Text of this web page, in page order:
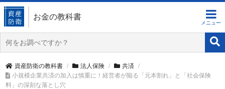
お金の教科書
資産防衛の教科書 法人保険
共済
小規模企業共済の加入は慎重に！経営者が陥る「元本割れ」と「社会保険
料」の深刻な落とし穴